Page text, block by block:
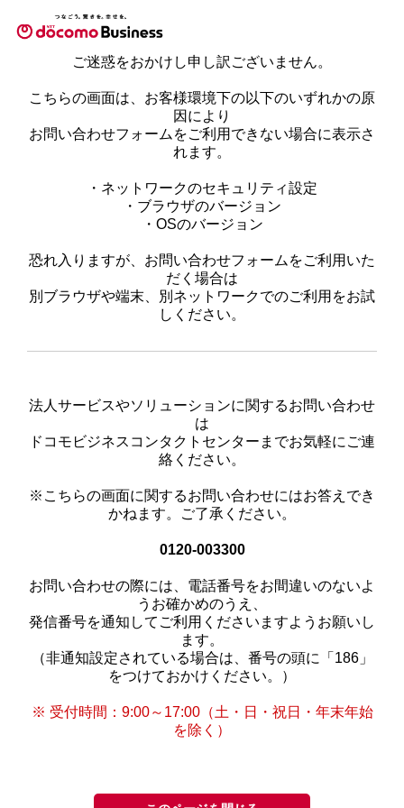
ご迷惑をおかけし申し訳ございません。
こちらの画面は、お客様環境下の以下のいずれかの原
因により
お問い合わせフォームをご利用できない場合に表示さ
れます。
・ネットワークのセキュリティ設定
・ブラウザのバージョン
・OSのバージョン
恐れ入りますが、お問い合わせフォームをご利用いた
だく場合は
別ブラウザや端末、別ネットワークでのご利用をお試
しください。
法人サービスやソリューションに関するお問い合わせ
は
ドコモビジネスコンタクトセンターまでお気軽にご連
絡ください。
※こちらの画面に関するお問い合わせにはお答えでき
かねます。ご了承ください。
0120-003300
お問い合わせの際には、電話番号をお間違いのないよ
うお確かめのうえ、
発信番号を通知してご利用くださいますようお願いし
ます。
（非通知設定されている場合は、番号の頭に「186」
をつけておかけください。）
※ 受付時間：9:00～17:00（土・日・祝日・年末年始
を除く）